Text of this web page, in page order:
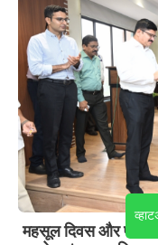
महसूल दिवस और पालघर